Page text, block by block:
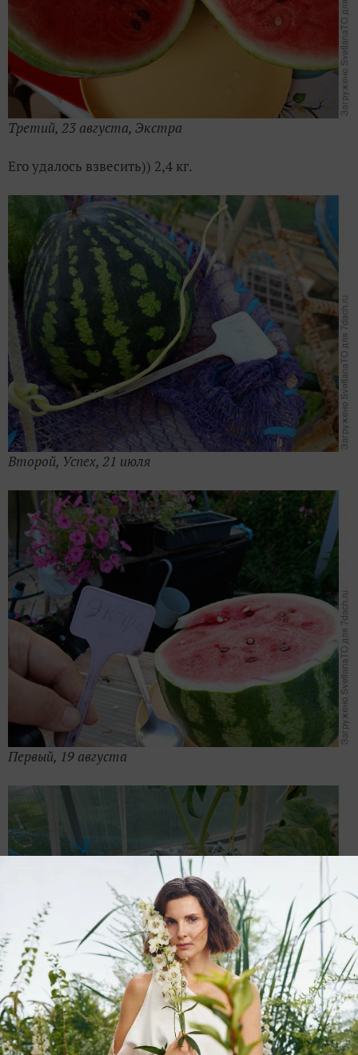
Третий, 23 августа, Экстра
Его удалось взвесить)) 2,4 кг.
Второй, Успех, 21 июля
Первый, 19 августа
Первый, экстра, ещё растёт или зреет 29 июля